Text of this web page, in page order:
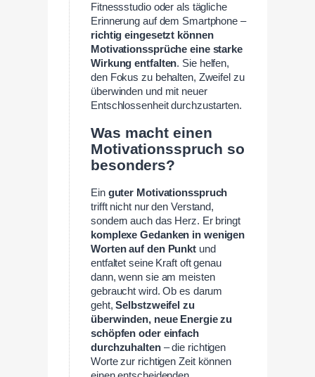
Fitnessstudio oder als tägliche
Erinnerung auf dem Smartphone –
richtig eingesetzt können
Motivationssprüche eine starke
Wirkung entfalten. Sie helfen,
den Fokus zu behalten, Zweifel zu
überwinden und mit neuer
Entschlossenheit durchzustarten.
Was macht einen
Motivationsspruch so
besonders?
Ein guter Motivationsspruch
trifft nicht nur den Verstand,
sondern auch das Herz. Er bringt
komplexe Gedanken in wenigen
Worten auf den Punkt und
entfaltet seine Kraft oft genau
dann, wenn sie am meisten
gebraucht wird. Ob es darum
geht,Selbstzweifel zu
überwinden, neue Energie zu
schöpfen oder einfach
durchzuhalten– die richtigen
Worte zur richtigen Zeit können